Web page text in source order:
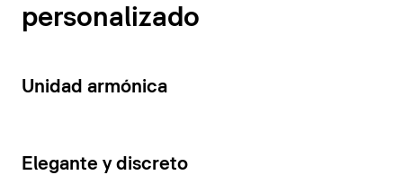
personalizado
14
Unidad armónica
15
Elegante y discreto